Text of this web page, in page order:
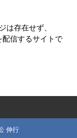
は存在せず、
信するサイトで
伸行